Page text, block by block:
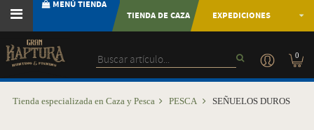
MENÚ TIENDA
TIENDA DE CAZA
EXPEDICIONES
0
Tienda especializada en Caza y Pesca PESCA SEÑUELOS DUROS